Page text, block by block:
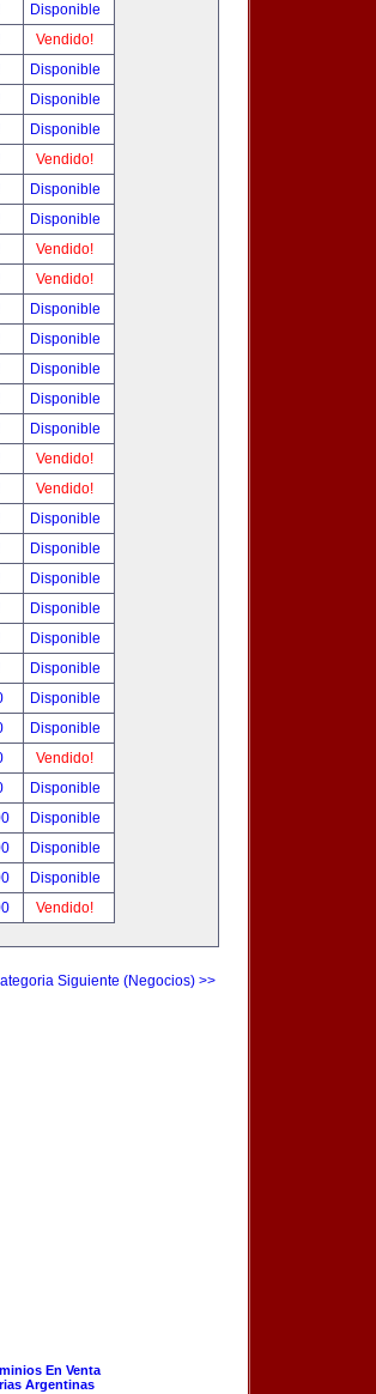
Disponible
Vendido!
Disponible
Disponible
Disponible
Vendido!
Disponible
Disponible
Vendido!
Vendido!
Disponible
Disponible
Disponible
Disponible
Disponible
Vendido!
Vendido!
Disponible
Disponible
Disponible
Disponible
Disponible
Disponible
Disponible
Disponible
Vendido!
Disponible
Disponible
Disponible
Disponible
Vendido!
Siguiente (Negocios) >>
En Venta
Argentinas